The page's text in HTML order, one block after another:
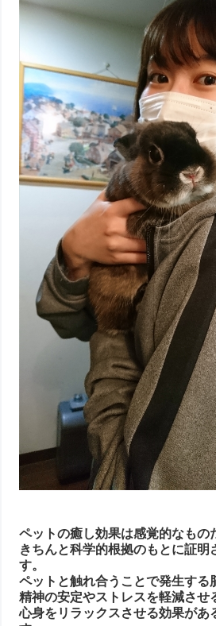
ペットの癒し効果は感覚的なもの
きちんと科学的根拠のもとに証明
す。
ペットと触れ合うことで発生する
精神の安定やストレスを軽減させ
心身をリラックスさせる効果があ